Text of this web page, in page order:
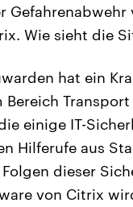
Wie sieht die
hat ein
Bereich
einige IT-
Hilferufe aus
dieser
von Citrix